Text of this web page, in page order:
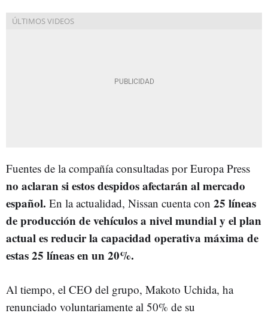
Fuentes de la compañía consultadas por Europa Press
no aclaran si estos despidos afectarán al mercado
español. En la actualidad, Nissan cuenta con 25 líneas
de producción de vehículos a nivel mundial y el plan
actual es reducir la capacidad operativa máxima de
estas 25 líneas en un 20%.
Al tiempo, el CEO del grupo, Makoto Uchida, ha
renunciado voluntariamente al 50% de su